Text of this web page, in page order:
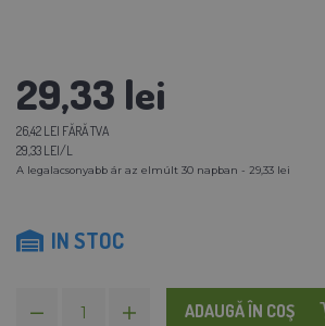
29,33 lei
26,42 LEI FĂRĂ TVA
29,33 LEI/L
A legalacsonyabb ár az elmúlt 30 napban - 29,33 lei
IN STOC
ADAUGĂ ÎN COŞ